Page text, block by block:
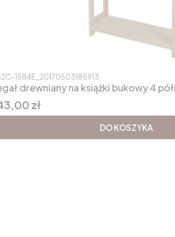
produktu
1584E_20170503185913
drewniany na książki bukowy 4
zł
DO KOSZYKA